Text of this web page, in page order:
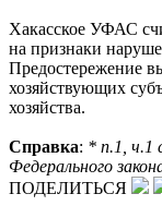
Хакасское УФАС
на признаки
Предостережение
хозяйствующих
хозяйства.
Справка: * п.1, ч.1
Федерального
ПОДЕЛИТЬСЯ